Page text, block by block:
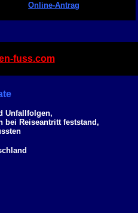
Online-Antrag
fuss.com
Unfall folgen,
bei Reiseantritt feststand,